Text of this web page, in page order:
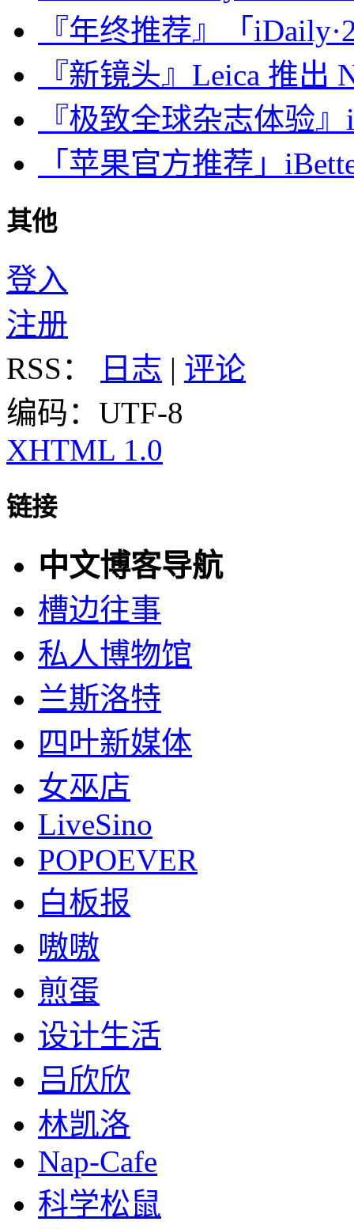
『年终推荐』「
『新镜头』Leica 推出
『极致全球杂志体验
「苹果官方推荐」
其他
登入
注册
RSS：
日志 | 评论
编码：UTF-8
XHTML 1.0
链接
中文博客导航
槽边往事
私人博物馆
兰斯洛特
四叶新媒体
女巫店
LiveSino
POPOEVER
白板报
嗷嗷
煎蛋
设计生活
吕欣欣
林凯洛
Nap-Cafe
科学松鼠